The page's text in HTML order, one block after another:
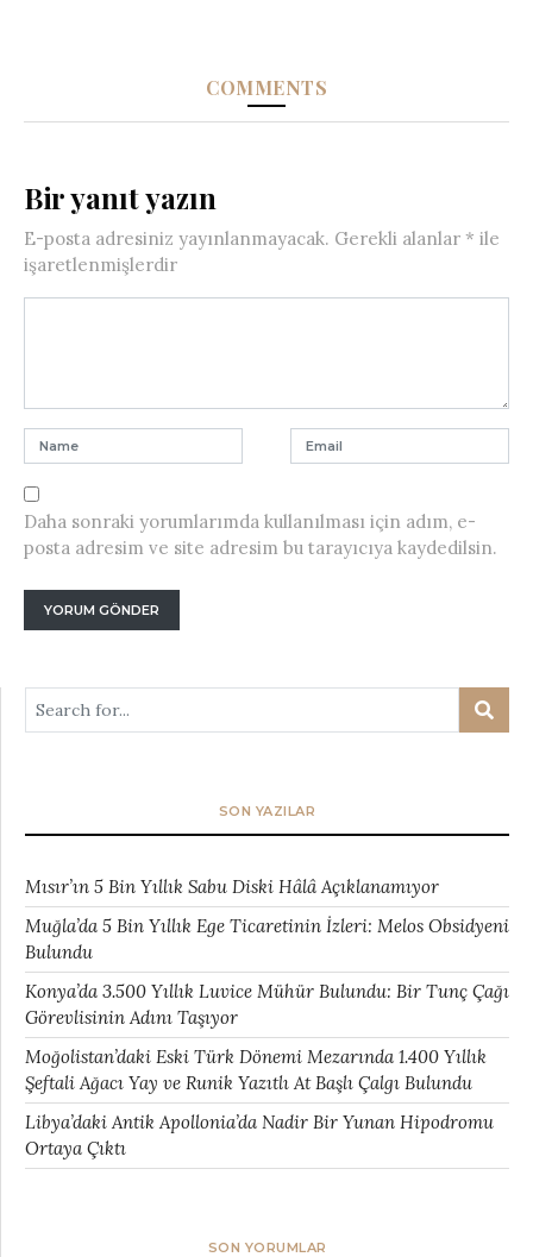
COMMENTS
Bir yanıt yazın
E-posta adresiniz yayınlanmayacak. Gerekli alanlar * ile
işaretlenmişlerdir
Daha sonraki yorumlarımda kullanılması için adım, e-
posta adresim ve site adresim bu tarayıcıya kaydedilsin.
SON YAZILAR
Mısır’ın 5 Bin Yıllık Sabu Diski Hâlâ Açıklanamıyor
Muğla’da 5 Bin Yıllık Ege Ticaretinin İzleri: Melos Obsidyeni
Bulundu
Konya’da 3.500 Yıllık Luvice Mühür Bulundu: Bir Tunç Çağı
Görevlisinin Adını Taşıyor
Moğolistan’daki Eski Türk Dönemi Mezarında 1.400 Yıllık
Şeftali Ağacı Yay ve Runik Yazıtlı At Başlı Çalgı Bulundu
Libya’daki Antik Apollonia’da Nadir Bir Yunan Hipodromu
Ortaya Çıktı
SON YORUMLAR